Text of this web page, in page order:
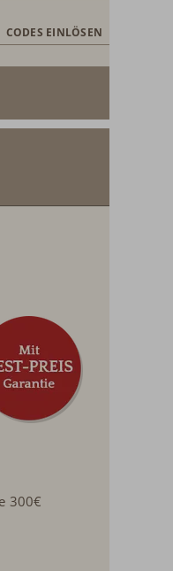
CODES EINLÖSEN
300€